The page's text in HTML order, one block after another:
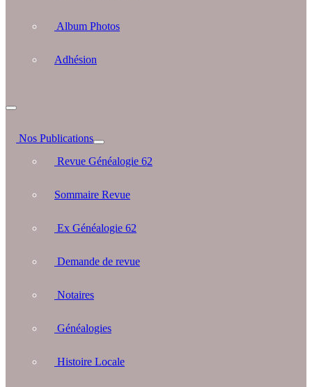
Album Photos
Adhésion
Nos Publications
Revue Généalogie 62
Sommaire Revue
Ex Généalogie 62
Demande de revue
Notaires
Généalogies
Histoire Locale